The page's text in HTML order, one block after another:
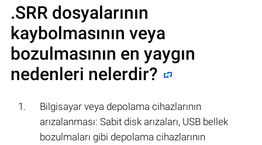
.SRR dosyalarının
kaybolmasının veya
bozulmasının en yaygın
nedenleri nelerdir?
Bilgisayar veya depolama cihazlarının
arızalanması: Sabit disk arızaları, USB bellek
bozulmaları gibi depolama cihazlarının